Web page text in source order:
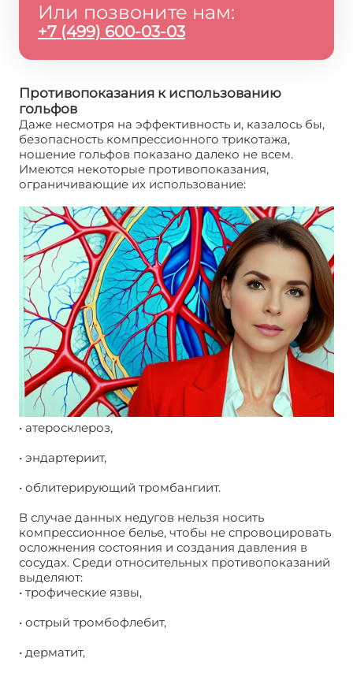
Или позвоните нам:
+7 (499) 600-03-03
Противопоказания к использованию
гольфов
Даже несмотря на эффективность и, казалось бы,
безопасность компрессионного трикотажа,
ношение гольфов показано далеко не всем.
Имеются некоторые противопоказания,
ограничивающие их использование:
• атеросклероз,
• эндартериит,
• облитерирующий тромбангиит.
В случае данных недугов нельзя носить
компрессионное белье, чтобы не спровоцировать
осложнения состояния и создания давления в
сосудах. Среди относительных противопоказаний
выделяют:
• трофические язвы,
• острый тромбофлебит,
• дерматит,